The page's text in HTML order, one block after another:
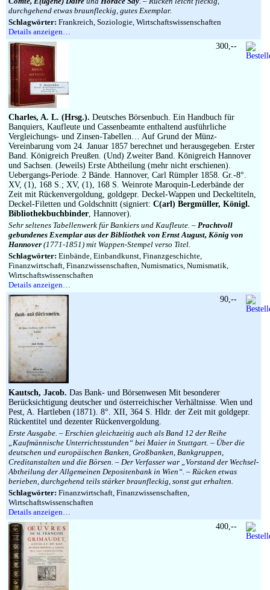
durchgehend etwas braunfleckig, gutes Exemplar.
Schlagwörter: Frankreich, Soziologie, Wirtschaftswissenschaften
Details anzeigen…
Charles, A. L. (Hrsg.). Deutsches Börsenbuch. Ein Handbuch für
Banquiers, Kaufleute und Cassenbeamte enthaltend ausführliche
Vergleichungs- und Zinsen-Tabellen… Auf Grund der Münz-
Vereinbarung vom 24. Januar 1857 berechnet und herausgegeben. Erster
Band. Königreich Preußen. (Und) Zweiter Band. Königreich Hannover
und Sachsen. (Jeweils) Erste Abtheilung (mehr nicht erschienen).
Uebergangs-Periode. 2 Bände. Hannover, Carl Rümpler 1858. Gr.-8°.
XV, (1), 168 S.; XV, (1), 168 S. Weinrote Maroquin-Lederbände der
Zeit mit Rückenvergoldung, goldgepr. Deckel-Wappen und Deckeltiteln,
Deckel-Filetten und Goldschnitt (signiert: C(arl) Bergmüller, Königl.
Bibliothekbuchbinder, Hannover).
Sehr seltenes Tabellenwerk für Bankiers und Kaufleute. – Prachtvoll
gebundenes Exemplar aus der Bibliothek von Ernst August, König von
Hannover (1771-1851) mit Wappen-Stempel verso Titel.
Schlagwörter: Einbände, Einbandkunst, Finanzgeschichte,
Finanzwirtschaft, Finanzwissenschaften, Numismatics, Numismatik,
Wirtschaftswissenschaften
Details anzeigen…
300,--
Kautsch, Jacob. Das Bank- und Börsenwesen Mit besonderer
Berücksichtigung deutscher und österreichischer Verhältnisse. Wien und
Pest, A. Hartleben (1871). 8°. XII, 364 S. Hldr. der Zeit mit goldgepr.
Rückentitel und dezenter Rückenvergoldung.
Erste Ausgabe. – Erschien gleichzeitig auch als Band 12 der Reihe
„Kaufmännische Unterrichtsstunden“ bei Maier in Stuttgart. – Über die
deutschen und europäischen Banken, Großbanken, Bankgruppen,
Creditanstalten und die Börsen. – Der Verfasser war „Vorstand der Wechsel-
Abtheilung der Allgemeinen Depositenbank in Wien“. – Rücken etwas
berieben, durchgehend teils stärker braunfleckig, sonst gut erhalten.
Schlagwörter: Finanzwirtschaft, Finanzwissenschaften,
Wirtschaftswissenschaften
Details anzeigen…
90,--
400,--